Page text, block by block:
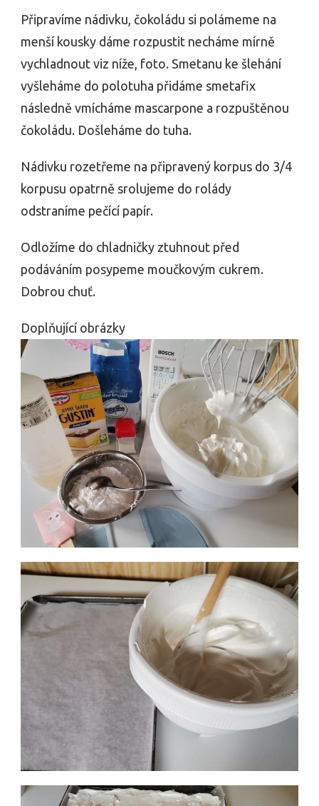
Připravíme nádivku, čokoládu si polámeme na
menší kousky dáme rozpustit necháme mírně
vychladnout viz níže, foto. Smetanu ke šlehání
vyšleháme do polotuha přidáme smetafix
následně vmícháme mascarpone a rozpuštěnou
čokoládu. Došleháme do tuha.
Nádivku rozetřeme na připravený korpus do 3/4
korpusu opatrně srolujeme do rolády
odstraníme pečící papír.
Odložíme do chladničky ztuhnout před
podáváním posypeme moučkovým cukrem.
Dobrou chuť.
Doplňující obrázky